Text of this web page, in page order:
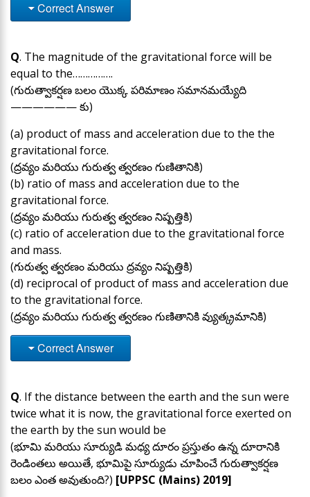
Correct Answer
Q. The magnitude of the gravitational force will be
equal to the…………….
(గురుత్వాకర్షణ బలం యొక్క పరిమాణం సమానమయ్యేది
—————— కు)
(a) product of mass and acceleration due to the the
gravitational force.
(ద్రవ్యం మరియు గురుత్వ త్వరణం గుణితానికి)
(b) ratio of mass and acceleration due to the
gravitational force.
(ద్రవ్యం మరియు గురుత్వ త్వరణం నిష్పత్తికి)
(c) ratio of acceleration due to the gravitational force
and mass.
(గురుత్వ త్వరణం మరియు ద్రవ్యం నిష్పత్తికి)
(d) reciprocal of product of mass and acceleration due
to the gravitational force.
(ద్రవ్యం మరియు గురుత్వ త్వరణం గుణితానికి వ్యుత్క్రమానికి)
Correct Answer
Q. If the distance between the earth and the sun were
twice what it is now, the gravitational force exerted on
the earth by the sun would be
(భూమి మరియు సూర్యుడి మధ్య దూరం ప్రస్తుతం ఉన్న దూరానికి
రెండింతలు అయితే, భూమిపై సూర్యుడు చూపించే గురుత్వాకర్షణ
బలం ఎంత అవుతుంది?) [UPPSC (Mains) 2019]